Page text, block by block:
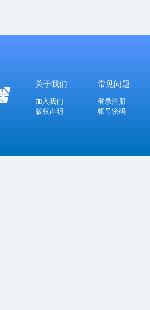
关于我们
加入我们
版权声明
常见问题
登录注册
帐号密码